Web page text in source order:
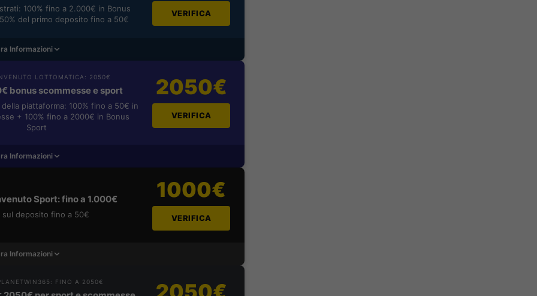
100% fino a 2.000€ in Bonus
del primo deposito fino a 50€
VERIFICA
Informazioni
LOTTOMATICA: 2050€
bonus scommesse e sport
piattaforma: 100% fino a 50€ in
+ 100% fino a 2000€ in Bonus
Sport
2050€
VERIFICA
Informazioni
Sport: fino a 1.000€
sul deposito fino a 50€
1000€
VERIFICA
Informazioni
FINO A 2050€